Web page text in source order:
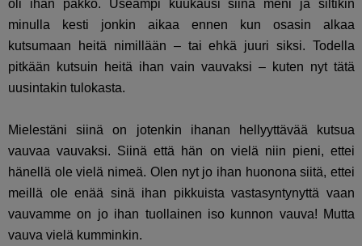
oli ihan pakko. Useampi kuukausi siinä meni ja siltikin
minulla kesti jonkin aikaa ennen kun osasin alkaa
kutsumaan heitä nimillään – tai ehkä juuri siksi. Todella
pitkään kutsuin heitä ihan vain vauvaksi – kuten nyt tätä
uusintakin tulokasta.
Mielestäni siinä on jotenkin ihanan hellyyttävää kutsua
vauvaa vauvaksi. Siinä että hän on vielä niin pieni, ettei
hänellä ole vielä nimeä. Olen nyt jo ihan huonona siitä, ettei
meillä ole enää sinä ihan pikkuista vastasyntynyttä vaan
vauvamme on jo ihan tuollainen iso kunnon vauva! Mutta
vauva vielä kumminkin.